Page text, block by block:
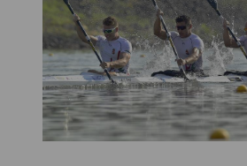
Kettőskarrier-program
NOB